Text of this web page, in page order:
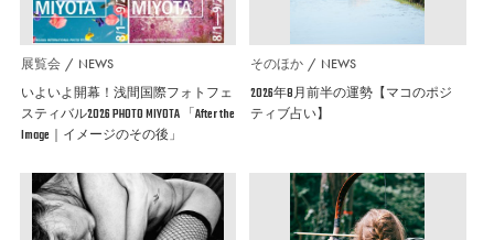
展覧会 NEWS
いよいよ開幕！浅間国際フォトフェ
スティバル2026 PHOTO MIYOTA 「After the
Image｜イメージのその後」
そのほか NEWS
2026年8月前半の運勢【マコのポジ
ティブ占い】